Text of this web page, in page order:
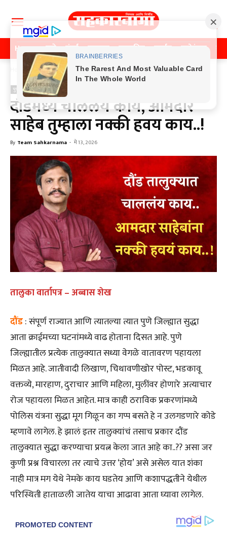
Home पुणे मुंबई महाराष्ट्र राजकीय क्राईम मनोरंजन
पुणे
पुणे
दौंडमध्ये चाललंय काय, आमदार
साहेब तुम्हाला नक्की हवय काय..!
By Team Sahkarnama - मे 13, 2026
तालुका वार्तापत्र – अब्बास शेख
दौंड: संपूर्ण राज्यात आणि त्यातल्या त्यात पुणे जिल्ह्यात सुद्धा
आता क्राईमच्या घटनांमध्ये वाढ होताना दिसत आहे. पुणे
जिल्ह्यातील प्रत्येक तालुक्यात सध्या वेगळे वातावरण पहायला
मिळत आहे. जातीवादी लिखाण, चिथावणीखोर पोस्ट, भडकावू
वक्तव्ये, मारहाण, दुराचार आणि महिला, मुलींवर होणारे अत्याचार
रोज पहायला मिळत आहेत. मात्र काही ठराविक प्रकरणांमध्ये
पोलिस यंत्रना सुद्धा मूग गिळून का गप्प बसते हे न उलगडणारे कोडे
म्हणावे लागेल. हे झालं इतर तालुक्यांचं तसाच प्रकार दौंड
तालुक्यात सुद्धा करण्याचा प्रयत्न केला जात आहे का..?? असा जर
कुणी प्रश्न विचारला तर त्याचे उत्तर ‘होय’ असे असेल यात शंका
नाही मात्र मग येथे नेमके काय घडतेय आणि कशापद्धतीने येथील
परिस्थिती हाताळली जातेय याचा आढावा आता घ्यावा लागेल.